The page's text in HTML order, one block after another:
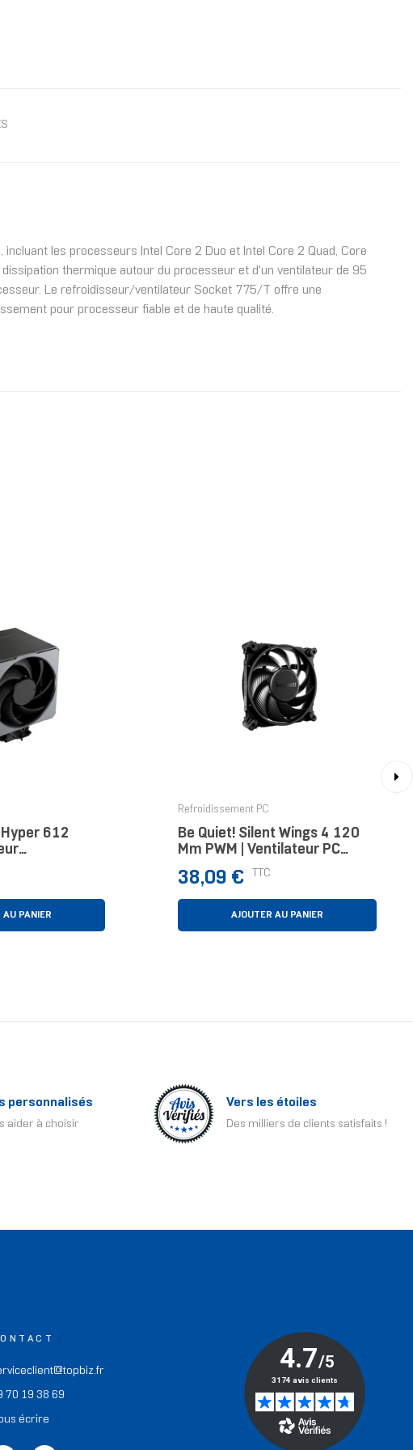
les processeurs Intel Core 2 Duo et Intel Core 2 Quad, Core
thermique autour du processeur et d'un ventilateur de 95
Le refroidisseur/ventilateur Socket 775/T offre une
pour processeur fiable et de haute qualité.
612
12 Cm Noir
AU PANIER
Refroidissement PC
Be Quiet! Silent Wings 4 120
Mm PWM | Ventilateur PC
High-Speed
Prix
38,09 € TTC
AJOUTER AU PANIER
personnalisés
aider à choisir
Vers les étoiles
Des milliers de clients satisfaits !
70 19 38 69
écrire